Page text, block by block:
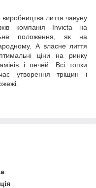
лиття чавуну
компанія Invicta на
положення, як на
А власне лиття
ціни на ринку
і печей. Всі топки
утворення тріщин і